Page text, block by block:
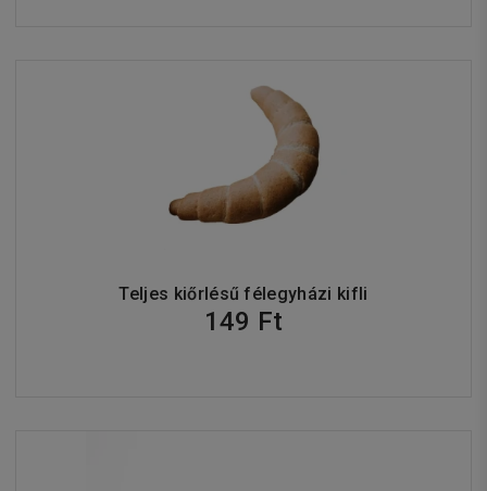
Teljes kiőrlésű félegyházi kifli
149 Ft